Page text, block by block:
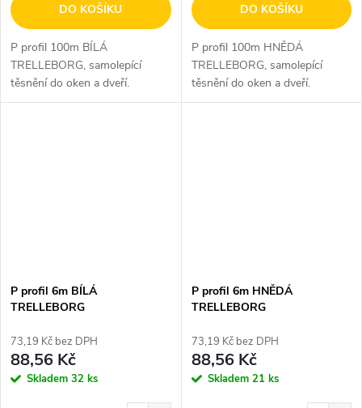
DO KOŠÍKU
P profil 100m BÍLÁ
TRELLEBORG, samolepící
těsnění do oken a dveří.
DO KOŠÍKU
P profil 100m HNĚDÁ
TRELLEBORG, samolepící
těsnění do oken a dveří.
P profil 6m BÍLÁ
TRELLEBORG
73,19 Kč bez DPH
88,56 Kč
Skladem 32 ks
P profil 6m HNĚDÁ
TRELLEBORG
73,19 Kč bez DPH
88,56 Kč
Skladem 21 ks